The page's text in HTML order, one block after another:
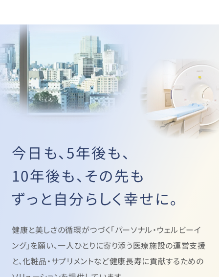
今日も、5年後も、
10年後も、その先も
ずっと自分らしく幸せに。
健康と美しさの循環がつづく「パーソナル・ウェルビーイ
ング」を願い、一人ひとりに寄り添う医療施設の運営支援
と、化粧品・サプリメントなど健康長寿に貢献するための